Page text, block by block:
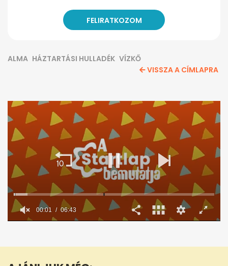
ALMA HÁZTARTÁSI HULLADÉK VÍZKŐ
VISSZA A CÍMLAPRA
6